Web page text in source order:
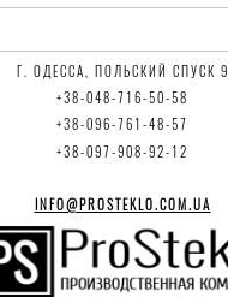
Г. ОДЕССА, ПОЛЬСКИЙ СПУСК 9
+38-048-716-50-58
+38-096-761-48-57
+38-097-908-92-12
INFO@PROSTEKLO.COM.UA